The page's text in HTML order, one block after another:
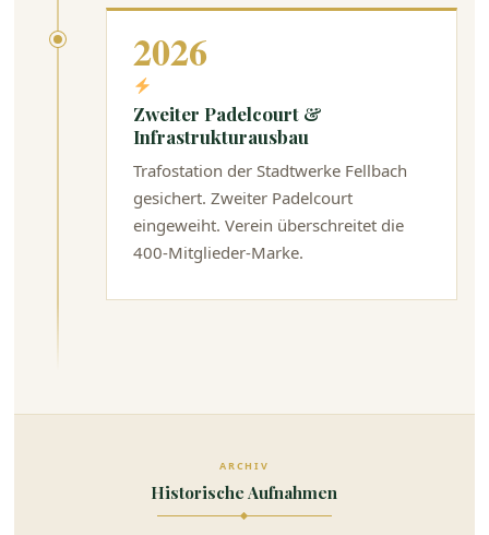
2026
Zweiter Padelcourt &
Infrastrukturausbau
Trafostation der Stadtwerke Fellbach
gesichert. Zweiter Padelcourt
eingeweiht. Verein überschreitet die
400-Mitglieder-Marke.
ARCHIV
Historische Aufnahmen